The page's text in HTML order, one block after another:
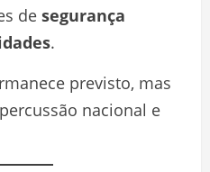
de segurança
.
previsto, mas
nacional e